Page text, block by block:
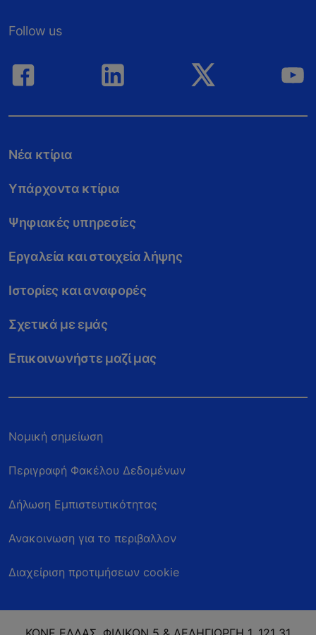
Follow us
Νέα κτίρια
Υπάρχοντα κτίρια
Ψηφιακές υπηρεσίες
Εργαλεία και στοιχεία λήψης
Ιστορίες και αναφορές
Σχετικά με εμάς
Επικοινωνήστε μαζί μας
Νομική σημείωση
Περιγραφή Φακέλου Δεδομένων
Δήλωση Εμπιστευτικότητας
Ανακοινωση για το περιβαλλον
Διαχείριση προτιμήσεων cookie